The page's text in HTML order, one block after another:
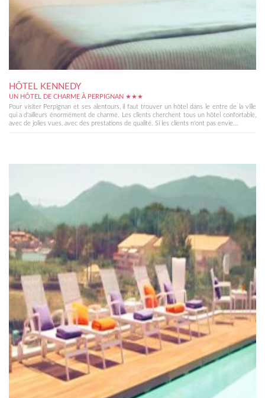
HÔTEL KENNEDY
UN HÔTEL DE CHARME À PERPIGNAN ★★★
Pour visiter Perpignan et ses alentours, il faut trouver un hôtel dans le entre de la ville
qui a d'ailleurs énormément de charme. Les clients cherchent tous un hôtel confortable,
avec de jolies vues, avec des prestations de qualité. Si les clients n'ont pas envie...